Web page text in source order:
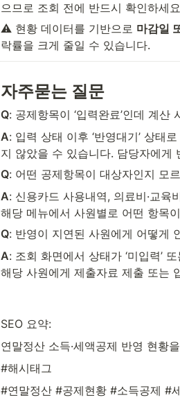
으므로 조회 전에 반드시 확인하세
⚠️ 현황 데이터를 기반으로 마감일
락률을 크게 줄일 수 있습니다.
자주묻는 질문
Q: 공제항목이 ‘입력완료’인데 계산
A: 입력 상태 이후 ‘반영대기’ 상태
지 않았을 수 있습니다. 담당자에게
Q: 어떤 공제항목이 대상자인지 모
A: 신용카드 사용내역, 의료비·교육
해당 메뉴에서 사원별로 어떤 항목
Q: 반영이 지연된 사원에게 어떻게
A: 조회 화면에서 상태가 ‘미입력’
해당 사원에게 제출자료 제출 또는
SEO 요약:
연말정산 소득·세액공제 반영 현황
#해시태그
#연말정산 #공제현황 #소득공제 #